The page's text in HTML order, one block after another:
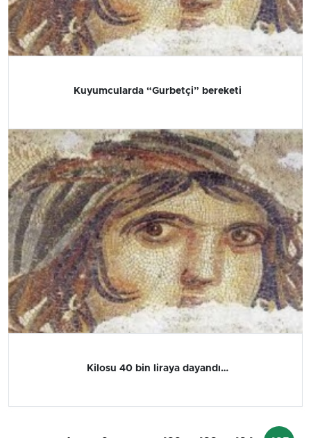
Kuyumcularda “Gurbetçi” bereketi
Kilosu 40 bin liraya dayandı…